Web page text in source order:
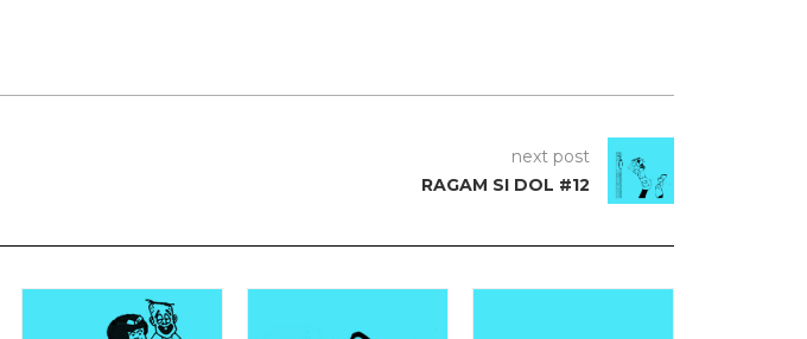
next post
RAGAM SI DOL #12